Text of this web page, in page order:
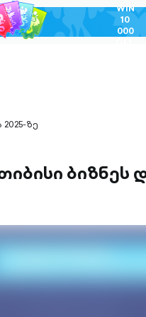
WIN
10
000
ზე
ბიზნეს